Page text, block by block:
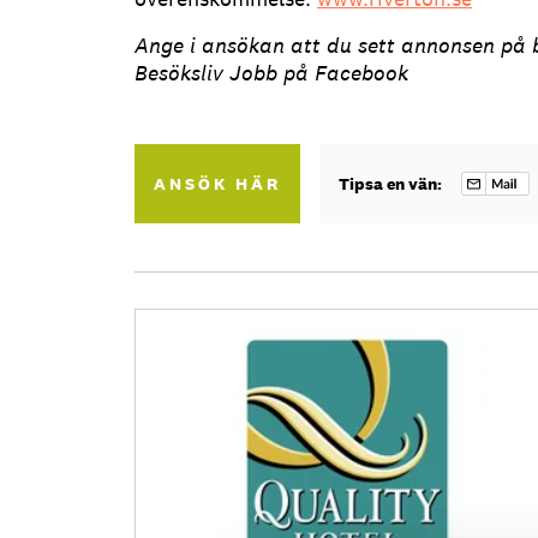
Ange i ansökan att du sett annonsen på
Besöksliv Jobb på Facebook
ANSÖK HÄR Tipsa en vän: